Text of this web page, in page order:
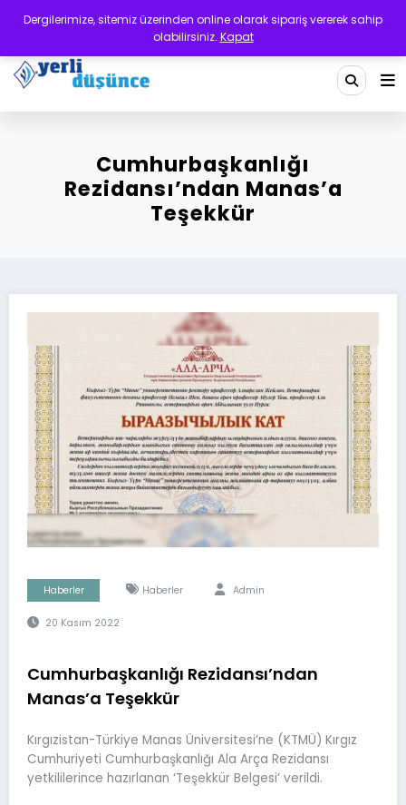
Dergilerimize, sitemiz üzerinden online olarak sipariş vererek sahip
olabilirsiniz. Kapat
Yerli Düşünce Dergisi
Cumhurbaşkanlığı
Rezidansı’ndan Manas’a
Teşekkür
Haberler Haberler Admin
20 Kasım 2022
Cumhurbaşkanlığı Rezidansı’ndan
Manas’a Teşekkür
Kırgızistan-Türkiye Manas Üniversitesi’ne (KTMÜ) Kırgız
Cumhuriyeti Cumhurbaşkanlığı Ala Arça Rezidansı
yetkililerince hazırlanan ‘Teşekkür Belgesi’ verildi.